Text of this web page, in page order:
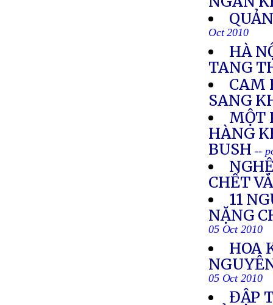
Oct 2010
HÀ
TANG
CAM
SANG
MỘT
HÀNG
BUSH --
CHẾT
11
NẶNG
05 Oct 2010
HOA
05 Oct 2010
ĐẬP